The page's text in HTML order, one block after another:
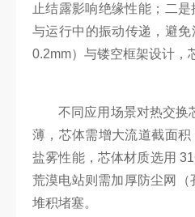
止结露影响绝缘性能；二
与运行中的振动传递，避
0.2mm）与镂空框架设计，
不同应用场景对热交换
薄，芯体需增大流道截面
盐雾性能，芯体材质选用
荒漠电站则需加厚防尘网（
堆积堵塞。